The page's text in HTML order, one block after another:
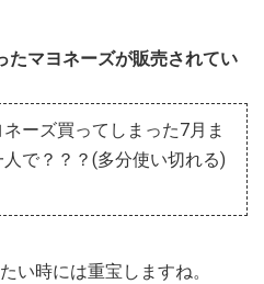
たマヨネーズが販売されてい
ーズ買ってしまった7月ま
で？？？(多分使い切れる)
い時には重宝しますね。